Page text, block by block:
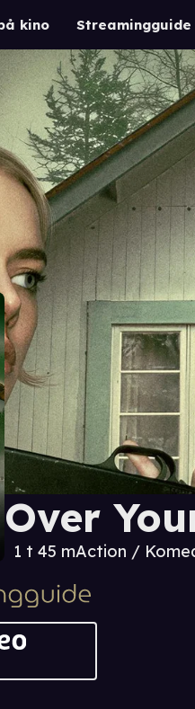
kino Streamingguide
Over
1 t 45 mAction /